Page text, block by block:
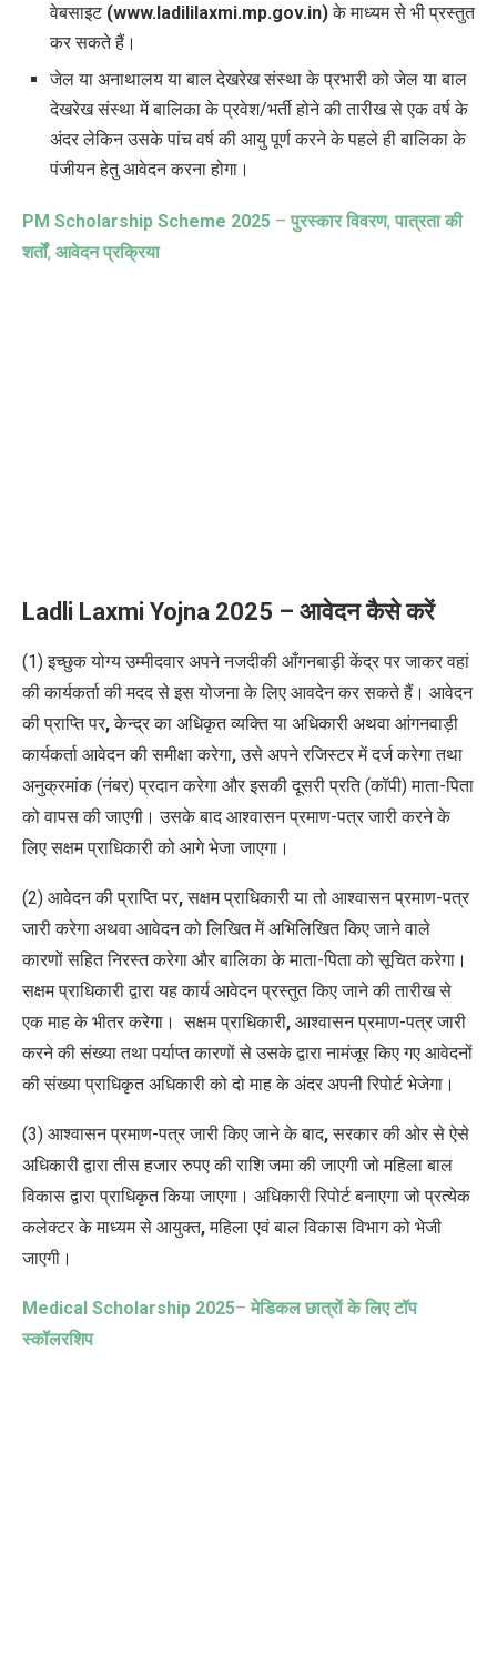
वेबसाइट (www.ladililaxmi.mp.gov.in)के माध्यम से भी प्रस्तुत
कर सकते हैं।
जेल या अनाथालय या बाल देखरेख संस्था के प्रभारी को जेल या बाल
देखरेख संस्था में बालिका के प्रवेश/भर्ती होने की तारीख से एक वर्ष के
अंदर लेकिन उसके पांच वर्ष की आयु पूर्ण करने के पहले ही बालिका के
पंजीयन हेतु आवेदन करना होगा।
PM Scholarship Scheme 2025 – पुरस्कार विवरण, पात्रता की
शर्तों, आवेदन प्रक्रिया
Ladli Laxmi Yojna 2025 – आवेदन कैसे करें
(1) इच्छुक योग्य उम्मीदवार अपने नजदीकी आँगनबाड़ी केंद्र पर जाकर वहां
की कार्यकर्ता की मदद से इस योजना के लिए आवदेन कर सकते हैं। आवेदन
की प्राप्ति पर,केन्द्र का अधिकृत व्यक्ति या अधिकारी अथवा आंगनवाड़ी
कार्यकर्ता आवेदन की समीक्षा करेगा,उसे अपने रजिस्टर में दर्ज करेगा तथा
अनुक्रमांक (नंबर) प्रदान करेगा और इसकी दूसरी प्रति (कॉपी) माता-पिता
को वापस की जाएगी। उसके बाद आश्वासन प्रमाण-पत्र जारी करने के
लिए सक्षम प्राधिकारी को आगे भेजा जाएगा।
(2) आवेदन की प्राप्ति पर,सक्षम प्राधिकारी या तो आश्वासन प्रमाण-पत्र
जारी करेगा अथवा आवेदन को लिखित में अभिलिखित किए जाने वाले
कारणों सहित निरस्त करेगा और बालिका के माता-पिता को सूचित करेगा।
सक्षम प्राधिकारी द्वारा यह कार्य आवेदन प्रस्तुत किए जाने की तारीख से
एक माह के भीतर करेगा।
सक्षम प्राधिकारी, आश्वासन प्रमाण-पत्र जारी
करने की संख्या तथा पर्याप्त कारणों से उसके द्वारा नामंजूर किए गए आवेदनों
की संख्या प्राधिकृत अधिकारी को दो माह के अंदर अपनी रिपोर्ट भेजेगा।
(3) आश्वासन प्रमाण-पत्र जारी किए जाने के बाद,सरकार की ओर से ऐसे
अधिकारी द्वारा तीस हजार रुपए की राशि जमा की जाएगी जो महिला बाल
विकास द्वारा प्राधिकृत किया जाएगा। अधिकारी रिपोर्ट बनाएगा जो प्रत्येक
कलेक्टर के माध्यम से आयुक्त,महिला एवं बाल विकास विभाग को भेजी
जाएगी।
Medical Scholarship 2025– मेडिकल छात्रों के लिए टॉप
स्कॉलरशिप